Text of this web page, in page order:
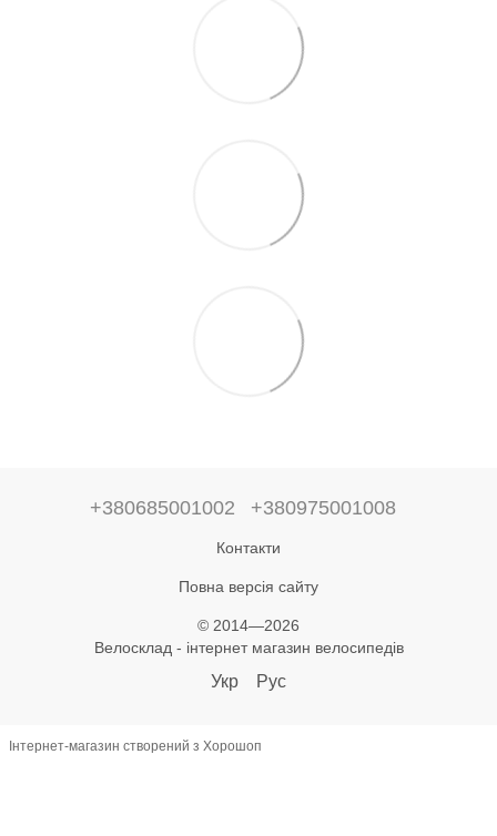
+380685001002 +380975001008
Контакти
Повна версія сайту
© 2014—2026
Велосклад - інтернет магазин велосипедів
Укр Рус
Інтернет-магазин створений з Хорошоп